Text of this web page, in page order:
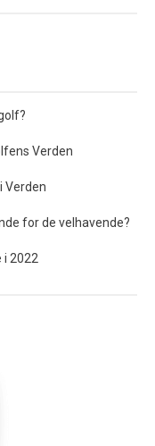
Verden
Verden
for de velhavende?
i 2022